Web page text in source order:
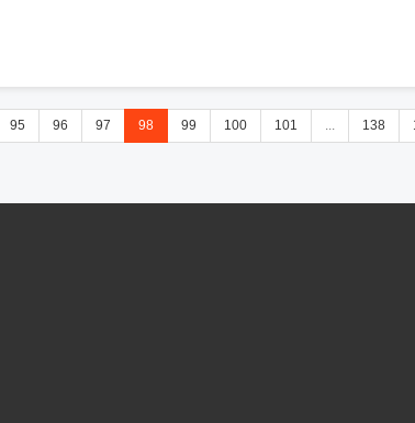
95 96 97 98 99 100 101 ... 138